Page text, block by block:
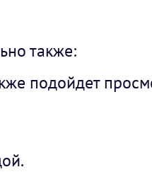
также:
подойдет